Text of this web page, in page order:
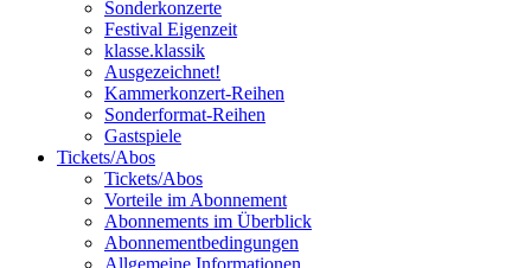
Sonderkonzerte
Festival Eigenzeit
klasse.klassik
Ausgezeichnet!
Kammerkonzert-Reihen
Sonderformat-Reihen
Gastspiele
Tickets/Abos
Tickets/Abos
Vorteile im Abonnement
Abonnements im Überblick
Abonnement­bedingungen
Allgemeine Informationen